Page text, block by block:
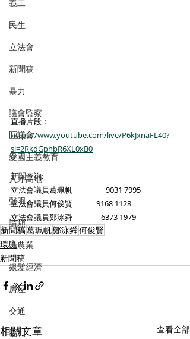
義工
民生
立法會
新聞稿
暴力
議會監察
區議會
愛國主義教育
人才高地
聲明
請願
漁農業
銀髮經濟
房屋
交通
福利
直播片段：
https://www.youtube.com/live/P6kJxnaFL40?
si=2RkdGphbR6XL0xB0
新聞查詢:
立法會議員葛珮帆 		9031 7995
立法會議員何俊賢	        9168 1128
立法會議員鄭泳舜                6373 1979
新聞稿葛珮帆鄭泳舜何俊賢
環境
新聞稿
相關文章 查看全部